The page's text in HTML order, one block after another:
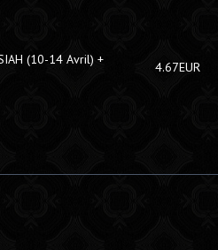
(10-14 Avril) +
4.67EUR